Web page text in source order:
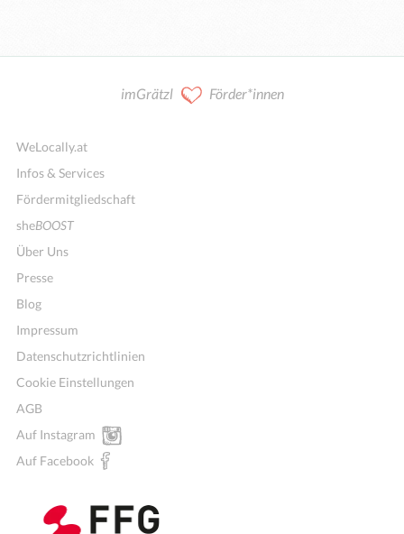
imGrätzl Förder*innen
WeLocally.at
Infos & Services
Fördermitgliedschaft
sheBOOST
Über Uns
Presse
Blog
Impressum
Datenschutzrichtlinien
Cookie Einstellungen
AGB
Auf Instagram
Auf Facebook